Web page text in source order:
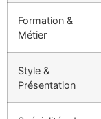
Formation &
Métier
Style &
Présentation